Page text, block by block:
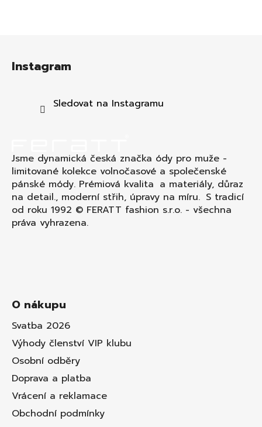
Instagram
Sledovat na Instagramu
Jsme dynamická česká značka ódy pro muže -
limitované kolekce volnočasové a společenské
pánské módy. Prémiová kvalita a materiály, důraz
na detail., moderní střih, úpravy na míru. S tradicí
od roku 1992 © FERATT fashion s.r.o. - všechna
práva vyhrazena.
O nákupu
Svatba 2026
Výhody členství VIP klubu
Osobní odběry
Doprava a platba
Vrácení a reklamace
Obchodní podmínky